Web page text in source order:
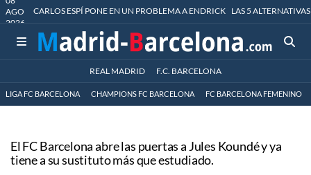
AGO
2026
CARLOS ESPÍ PONE EN UN PROBLEMA A ENDRICK LAS 5
REAL MADRID F.C. BARCELONA
LIGA FC BARCELONA CHAMPIONS FC BARCELONA FC BARCELONA FEMENINO
El FC Barcelona abre las puertas a Jules Koundé y ya
tiene a su sustituto más que estudiado.